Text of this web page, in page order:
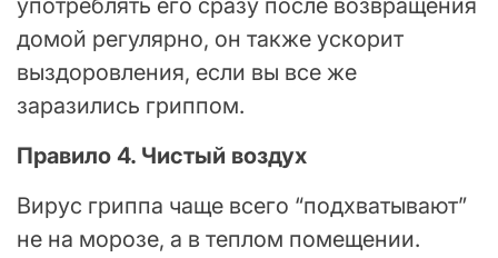
употреблять его сразу после возвращения
домой регулярно, он также ускорит
выздоровления, если вы все же
заразились гриппом.
Правило 4. Чистый воздух
Вирус гриппа чаще всего “подхватывают”
не на морозе, а в теплом помещении.